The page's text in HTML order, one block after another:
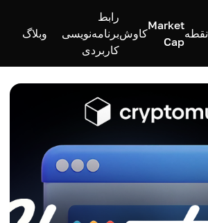
نقطه
Market
Cap
کاوش
رابط
برنامه‌نویسی
کاربردی
وبلاگ